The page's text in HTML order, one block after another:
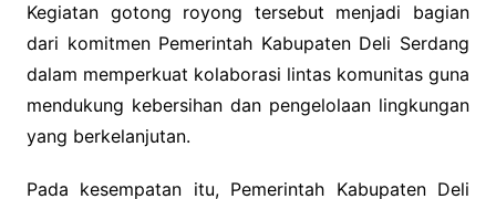
Kegiatan gotong royong tersebut menjadi bagian
dari komitmen Pemerintah Kabupaten Deli Serdang
dalam memperkuat kolaborasi lintas komunitas guna
mendukung kebersihan dan pengelolaan lingkungan
yang berkelanjutan.
Pada kesempatan itu, Pemerintah Kabupaten Deli